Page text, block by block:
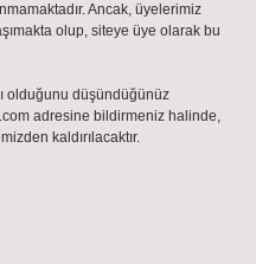
Ancak, üyelerimiz
olup, siteye üye olarak bu
olduğunu düşündüğünüz
adresine bildirmeniz halinde,
kaldırılacaktır.